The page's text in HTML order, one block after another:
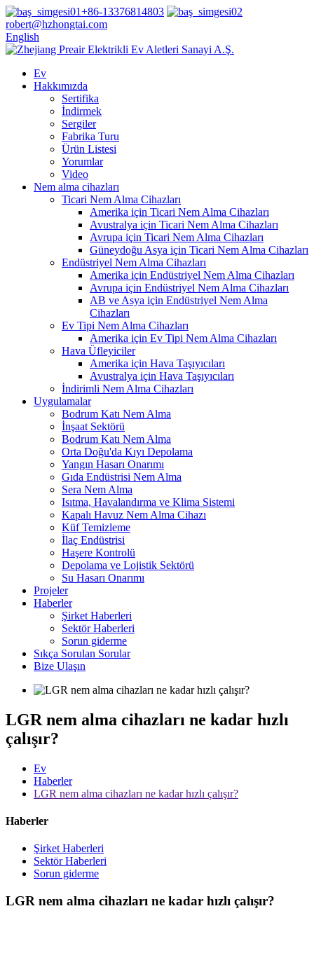
+86-13376814803
robert@hzhongtai.com
English
Ev
Hakkımızda
Sertifika
İndirmek
Sergiler
Fabrika Turu
Ürün Listesi
Yorumlar
Video
Nem alma cihazları
Ticari Nem Alma Cihazları
Amerika için Ticari Nem Alma Cihazları
Avustralya için Ticari Nem Alma Cihazları
Avrupa için Ticari Nem Alma Cihazları
Güneydoğu Asya için Ticari Nem Alma Cihazları
Endüstriyel Nem Alma Cihazları
Amerika için Endüstriyel Nem Alma Cihazları
Avrupa için Endüstriyel Nem Alma Cihazları
AB ve Asya için Endüstriyel Nem Alma
Cihazları
Ev Tipi Nem Alma Cihazları
Amerika için Ev Tipi Nem Alma Cihazları
Hava Üfleyiciler
Amerika için Hava Taşıyıcıları
Avustralya için Hava Taşıyıcıları
İndirimli Nem Alma Cihazları
Uygulamalar
Bodrum Katı Nem Alma
İnşaat Sektörü
Bodrum Katı Nem Alma
Orta Doğu'da Kıyı Depolama
Yangın Hasarı Onarımı
Gıda Endüstrisi Nem Alma
Sera Nem Alma
Isıtma, Havalandırma ve Klima Sistemi
Kapalı Havuz Nem Alma Cihazı
Küf Temizleme
İlaç Endüstrisi
Haşere Kontrolü
Depolama ve Lojistik Sektörü
Su Hasarı Onarımı
Projeler
Haberler
Şirket Haberleri
Sektör Haberleri
Sorun giderme
Sıkça Sorulan Sorular
Bize Ulaşın
LGR nem alma cihazları ne kadar hızlı
çalışır?
Ev
Haberler
LGR nem alma cihazları ne kadar hızlı çalışır?
Haberler
Şirket Haberleri
Sektör Haberleri
Sorun giderme
LGR nem alma cihazları ne kadar hızlı çalışır?